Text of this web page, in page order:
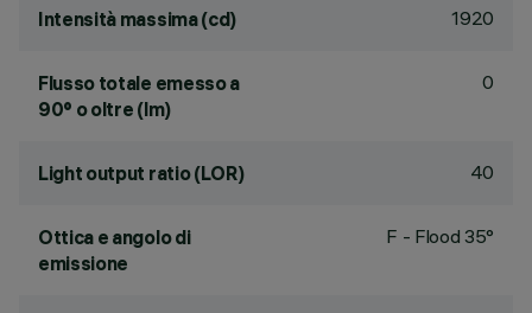
Intensità massima (cd) 1920
Flusso totale emesso a
90° o oltre (lm)
0
Light output ratio (LOR) 40
Ottica e angolo di
emissione
F - Flood 35°